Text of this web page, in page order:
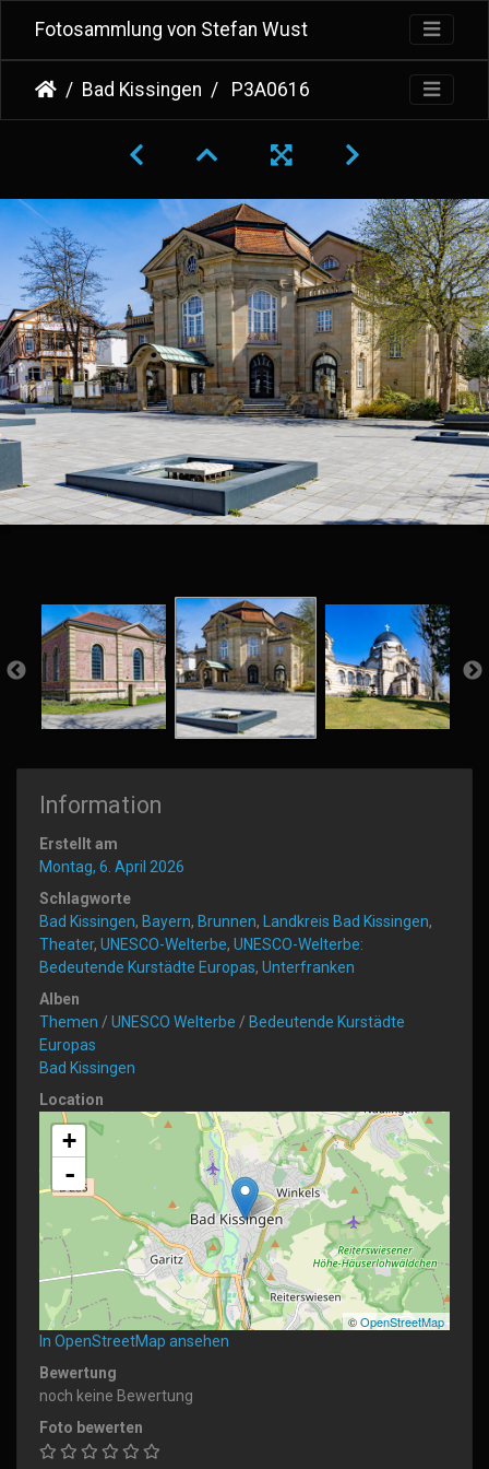
Fotosammlung von Stefan Wust
Bad Kissingen P3A0616
Information
Erstellt am
Montag, 6. April 2026
Schlagworte
Bad Kissingen, Bayern, Brunnen, Landkreis Bad Kissingen,
Theater, UNESCO-Welterbe, UNESCO-Welterbe:
Bedeutende Kurstädte Europas, Unterfranken
Alben
Themen / UNESCO Welterbe / Bedeutende Kurstädte
Europas
Bad Kissingen
Location
+
-
©OpenStreetMap
In OpenStreetMap ansehen
Bewertung
noch keine Bewertung
Foto bewerten